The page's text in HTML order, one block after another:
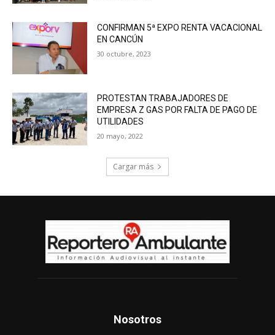
CONFIRMAN 5ª EXPO RENTA VACACIONAL
EN CANCÚN
30 octubre, 2023
PROTESTAN TRABAJADORES DE
EMPRESA Z GAS POR FALTA DE PAGO DE
UTILIDADES
20 mayo, 2022
Cargar más
Nosotros